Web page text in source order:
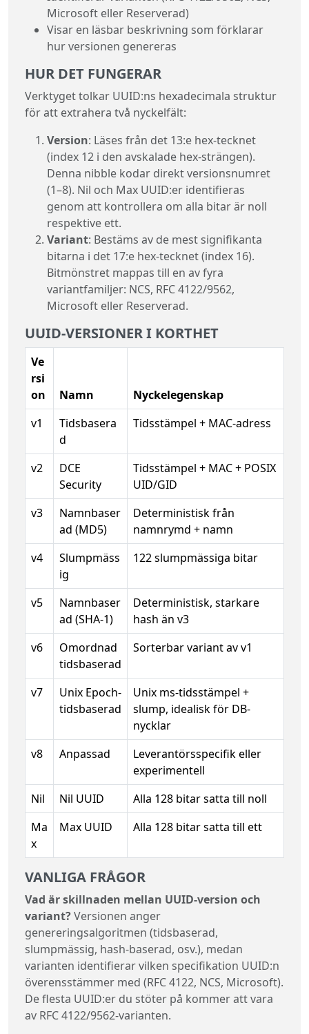
Microsoft eller Reserverad)
Visar en läsbar beskrivning som förklarar
hur versionen genereras
HUR DET FUNGERAR
Verktyget tolkar UUID:ns hexadecimala struktur
för att extrahera två nyckelfält:
Version: Läses från det 13:e hex-tecknet
(index 12 i den avskalade hex-strängen).
Denna nibble kodar direkt versionsnumret
(1–8). Nil och Max UUID:er identifieras
genom att kontrollera om alla bitar är noll
respektive ett.
Variant: Bestäms av de mest signifikanta
bitarna i det 17:e hex-tecknet (index 16).
Bitmönstret mappas till en av fyra
variantfamiljer: NCS, RFC 4122/9562,
Microsoft eller Reserverad.
UUID-VERSIONER I KORTHET
Ve
rsi
on
Namn
Nyckelegenskap
v1
Tidsbasera
d
Tidsstämpel + MAC-adress
v2
DCE
Security
Tidsstämpel + MAC + POSIX
UID/GID
v3
Namnbaser
ad (MD5)
Deterministisk från
namnrymd + namn
v4
Slumpmäss
ig
122 slumpmässiga bitar
v5
Namnbaser
ad (SHA-1)
Deterministisk, starkare
hash än v3
v6
Omordnad
tidsbaserad
Sorterbar variant av v1
v7
Unix Epoch-
tidsbaserad
Unix ms-tidsstämpel +
slump, idealisk för DB-
nycklar
v8
Anpassad
Leverantörsspecifik eller
experimentell
Nil
Nil UUID
Alla 128 bitar satta till noll
Ma
x
Max UUID Alla 128 bitar satta till ett
VANLIGA FRÅGOR
Vad är skillnaden mellan UUID-version och
variant?Versionen anger
genereringsalgoritmen (tidsbaserad,
slumpmässig, hash-baserad, osv.), medan
varianten identifierar vilken specifikation UUID:n
överensstämmer med (RFC 4122, NCS, Microsoft).
De flesta UUID:er du stöter på kommer att vara
av RFC 4122/9562-varianten.